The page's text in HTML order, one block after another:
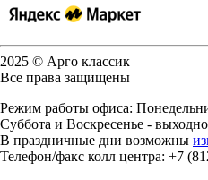
2025 © Арго классик
Все права защищены
Режим работы офиса:
Суббота и Воскресенье -
В праздничные дни возможны
Телефон/факс колл центра: +7